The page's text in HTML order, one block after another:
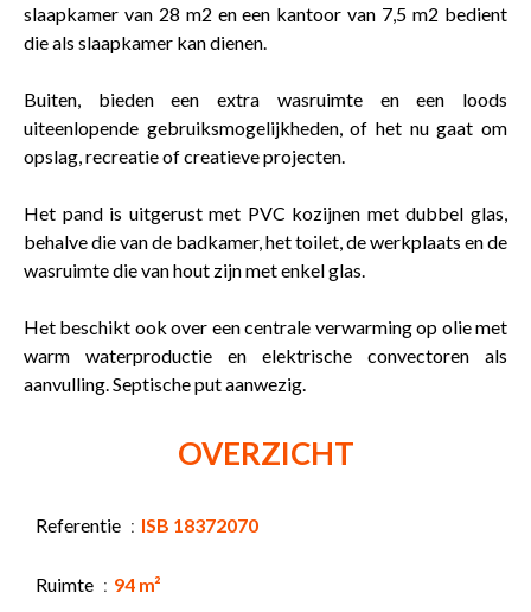
slaapkamer van 28 m2 en een kantoor van 7,5 m2 bedient
die als slaapkamer kan dienen.
Buiten, bieden een extra wasruimte en een loods
uiteenlopende gebruiksmogelijkheden, of het nu gaat om
opslag, recreatie of creatieve projecten.
Het pand is uitgerust met PVC kozijnen met dubbel glas,
behalve die van de badkamer, het toilet, de werkplaats en de
wasruimte die van hout zijn met enkel glas.
Het beschikt ook over een centrale verwarming op olie met
warm waterproductie en elektrische convectoren als
aanvulling. Septische put aanwezig.
OVERZICHT
Referentie ISB 18372070
Ruimte 94 m²